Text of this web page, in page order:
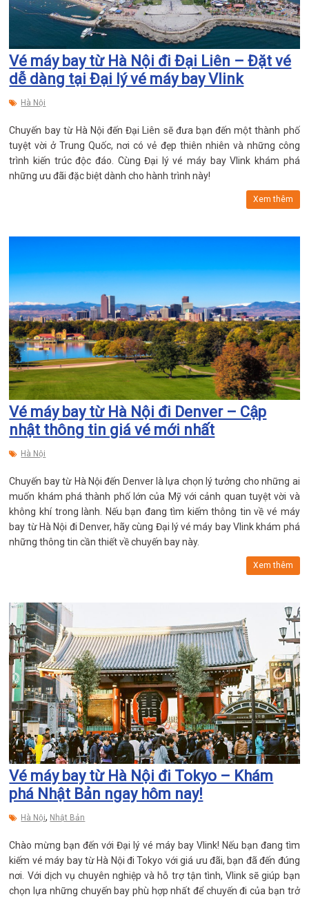
Vé máy bay từ Hà Nội đi Đại Liên – Đặt vé
dễ dàng tại Đại lý vé máy bay Vlink
Hà Nội
Chuyến bay từ Hà Nội đến Đại Liên sẽ đưa bạn đến một thành phố
tuyệt vời ở Trung Quốc, nơi có vẻ đẹp thiên nhiên và những công
trình kiến trúc độc đáo. Cùng Đại lý vé máy bay Vlink khám phá
những ưu đãi đặc biệt dành cho hành trình này!
Xem thêm
Vé máy bay từ Hà Nội đi Denver – Cập
nhật thông tin giá vé mới nhất
Hà Nội
Chuyến bay từ Hà Nội đến Denver là lựa chọn lý tưởng cho những ai
muốn khám phá thành phố lớn của Mỹ với cảnh quan tuyệt vời và
không khí trong lành. Nếu bạn đang tìm kiếm thông tin về vé máy
bay từ Hà Nội đi Denver, hãy cùng Đại lý vé máy bay Vlink khám phá
những thông tin cần thiết về chuyến bay này.
Xem thêm
Vé máy bay từ Hà Nội đi Tokyo – Khám
phá Nhật Bản ngay hôm nay!
Hà Nội, Nhật Bản
Chào mừng bạn đến với Đại lý vé máy bay Vlink! Nếu bạn đang tìm
kiếm vé máy bay từ Hà Nội đi Tokyo với giá ưu đãi, bạn đã đến đúng
nơi. Với dịch vụ chuyên nghiệp và hỗ trợ tận tình, Vlink sẽ giúp bạn
chọn lựa những chuyến bay phù hợp nhất để chuyến đi của bạn trở